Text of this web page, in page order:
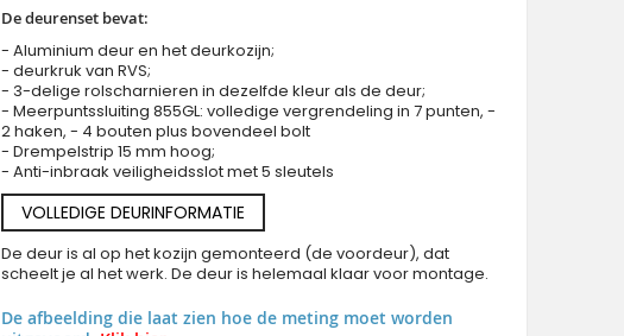
Hoogwaardige aluminium voordeur van Golden Oak
De deurenset bevat:
- Aluminium deur en het deurkozijn;
- deurkruk van RVS;
- 3-delige rolscharnieren in dezelfde kleur als de deur;
- Meerpuntssluiting 855GL: volledige vergrendeling in 7 punten, -
2 haken, - 4 bouten plus bovendeel bolt
- Drempelstrip 15 mm hoog;
- Anti-inbraak veiligheidsslot met 5 sleutels
VOLLEDIGE DEURINFORMATIE
De deur is al op het kozijn gemonteerd (de voordeur), dat
scheelt je al het werk. De deur is helemaal klaar voor montage.
De afbeelding die laat zien hoe de meting moet worden